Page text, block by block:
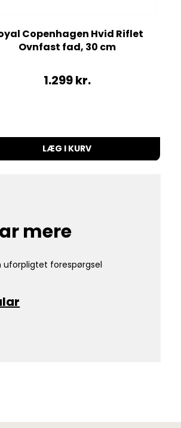
Copenhagen Hvid Riflet
Ovnfast fad, 30 cm
1.299kr.
LÆG I KURV
mere
uforpligtet forespørgsel